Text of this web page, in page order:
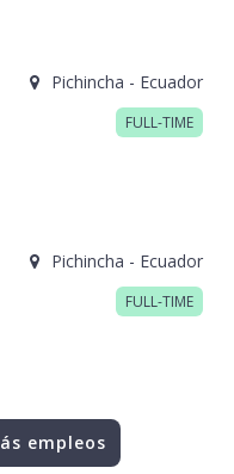
Pichincha - Ecuador
FULL-TIME
Pichincha - Ecuador
FULL-TIME
empleos